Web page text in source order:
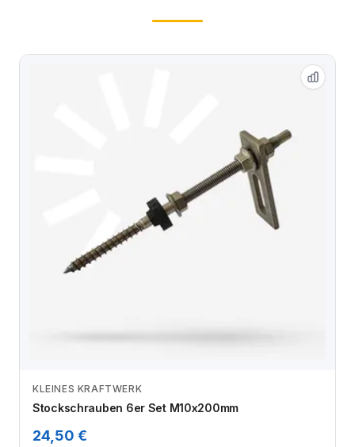
Zum Angebot
KLEINES KRAFTWERK
Stockschrauben 6er Set M10x200mm
24,50 €